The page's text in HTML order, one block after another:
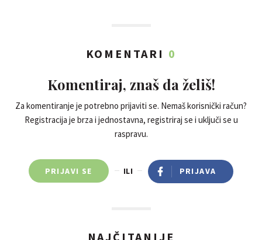
KOMENTARI 0
Komentiraj, znaš da želiš!
Za komentiranje je potrebno prijaviti se. Nemaš korisnički račun?
Registracija je brza i jednostavna, registriraj se i uključi se u
raspravu.
PRIJAVI SE ILI PRIJAVA
NAJČITANIJE